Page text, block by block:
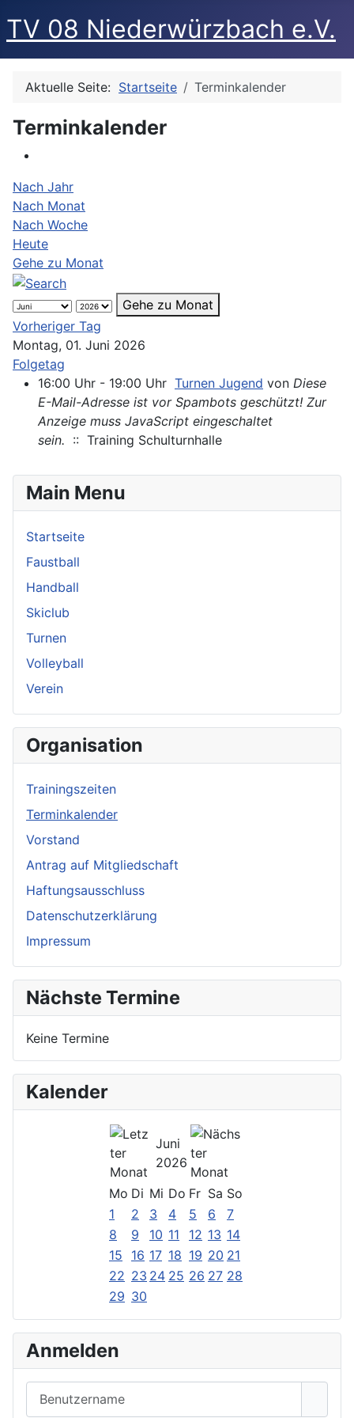
TV 08 Niederwürzbach e.V.
Aktuelle Seite: Startseite Terminkalender
Terminkalender
Nach Jahr
Nach Monat
Nach Woche
Heute
Gehe zu Monat
Gehe zu Monat
Vorheriger Tag
Montag, 01. Juni 2026
Folgetag
16:00 Uhr - 19:00 Uhr Turnen Jugend von Diese
E-Mail-Adresse ist vor Spambots geschützt! Zur
Anzeige muss JavaScript eingeschaltet
sein. :: Training Schulturnhalle
Main Menu
Startseite
Faustball
Handball
Skiclub
Turnen
Volleyball
Verein
Organisation
Trainingszeiten
Terminkalender
Vorstand
Antrag auf Mitgliedschaft
Haftungsausschluss
Datenschutzerklärung
Impressum
Nächste Termine
Keine Termine
Kalender
Juni
2026
Mo Di Mi Do Fr Sa So
1
2 3 4 5 6
7
8
9 10 11 12 13 14
15
16 17 18 19 20 21
22 23 24 25 26 27 28
29 30
Anmelden